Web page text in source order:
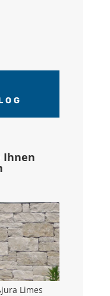
Ihnen
Limes